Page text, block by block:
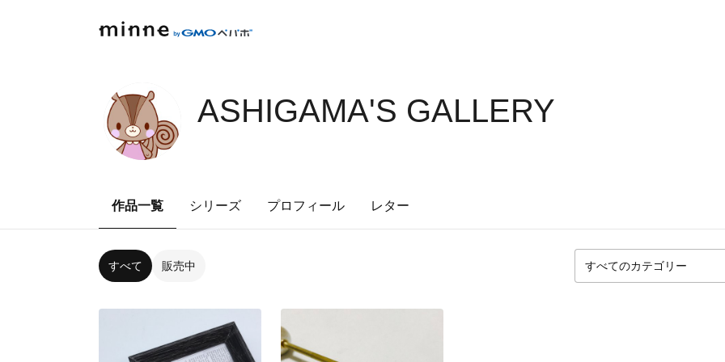
ASHIGAMA'S GALLERY
作品一覧 シリーズ プロフィール レター
すべて 販売中